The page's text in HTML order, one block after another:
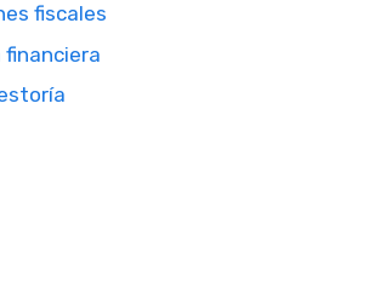
fiscales
financiera